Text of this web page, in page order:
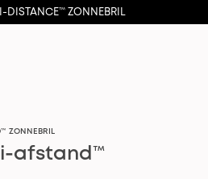
ZONNEBRIL
afstand™